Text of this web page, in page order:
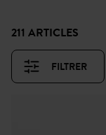
211 ARTICLES
FILTRER